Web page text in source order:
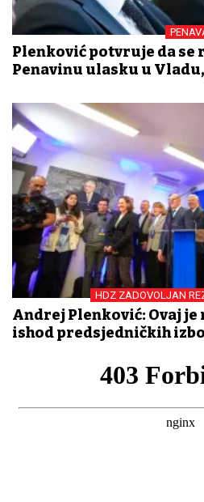
Plenković potvrđuje da se
Penavinu ulasku u
HDZ ZADOVOLJAN
Andrej Plenković: Ovaj
ishod predsjedničkih